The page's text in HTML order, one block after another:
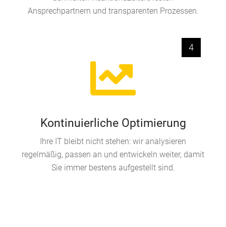
Ansprechpartnern und transparenten Prozessen.
4
Kontinuierliche Optimierung
Ihre IT bleibt nicht stehen: wir analysieren
regelmäßig, passen an und entwickeln weiter, damit
Sie immer bestens aufgestellt sind.